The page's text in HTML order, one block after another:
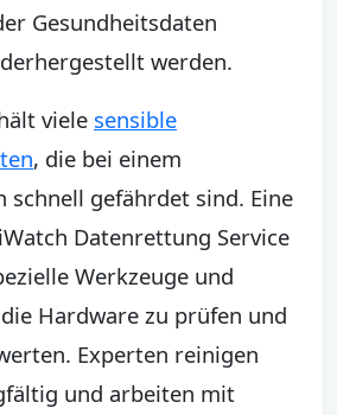
Gesundheitsdaten
werden.
viele sensible
, die bei einem
schnell gefährdet sind. Eine
Datenrettung Service
Werkzeuge und
Hardware zu prüfen und
Experten reinigen
und arbeiten mit